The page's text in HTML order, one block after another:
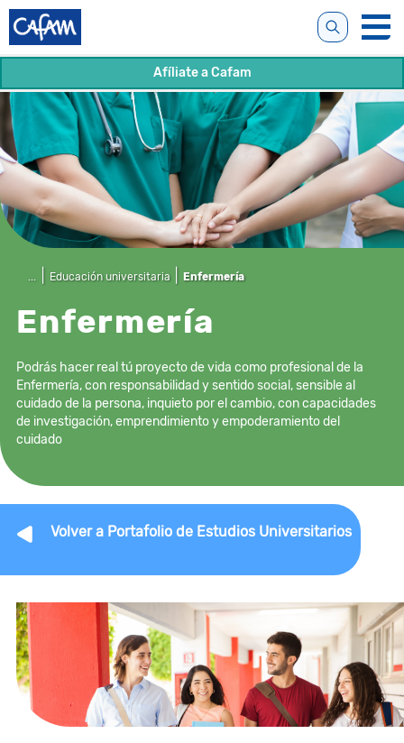
Afíliate a Cafam
Enfermería
Podrás hacer real tú proyecto de vida como profesional de la
Enfermería, con responsabilidad y sentido social, sensible al
cuidado de la persona, inquieto por el cambio, con capacidades
de investigación, emprendimiento y empoderamiento del
cuidado
... Educación universitaria Enfermería
Volver a Portafolio de Estudios Universitarios